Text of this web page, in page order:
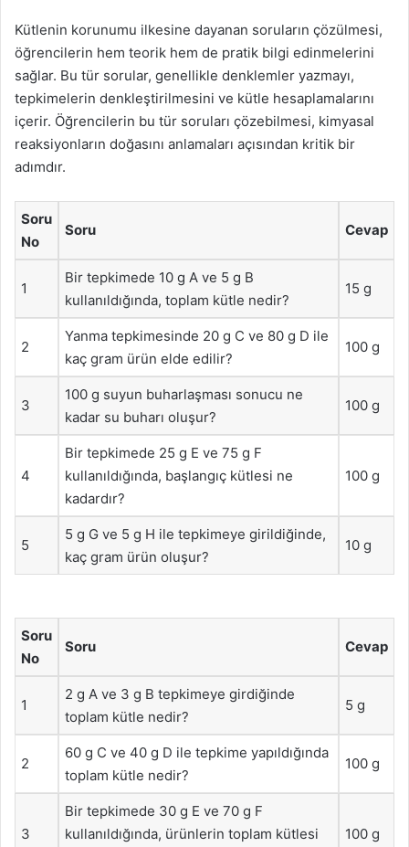
Kütlenin korunumu ilkesine dayanan soruların çözülmesi,
öğrencilerin hem teorik hem de pratik bilgi edinmelerini
sağlar. Bu tür sorular, genellikle denklemler yazmayı,
tepkimelerin denkleştirilmesini ve kütle hesaplamalarını
içerir. Öğrencilerin bu tür soruları çözebilmesi, kimyasal
reaksiyonların doğasını anlamaları açısından kritik bir
adımdır.
Soru
No
Soru Cevap
1
Bir tepkimede 10 g A ve 5 g B
kullanıldığında, toplam kütle nedir?
15 g
2
Yanma tepkimesinde 20 g C ve 80 g D ile
kaç gram ürün elde edilir?
100 g
3
100 g suyun buharlaşması sonucu ne
kadar su buharı oluşur?
100 g
4
Bir tepkimede 25 g E ve 75 g F
kullanıldığında, başlangıç kütlesi ne
kadardır?
100 g
5
5 g G ve 5 g H ile tepkimeye girildiğinde,
kaç gram ürün oluşur?
10 g
Soru
No
Soru Cevap
1
2 g A ve 3 g B tepkimeye girdiğinde
toplam kütle nedir?
5 g
2
60 g C ve 40 g D ile tepkime yapıldığında
toplam kütle nedir?
100 g
3
Bir tepkimede 30 g E ve 70 g F
kullanıldığında, ürünlerin toplam kütlesi
100 g